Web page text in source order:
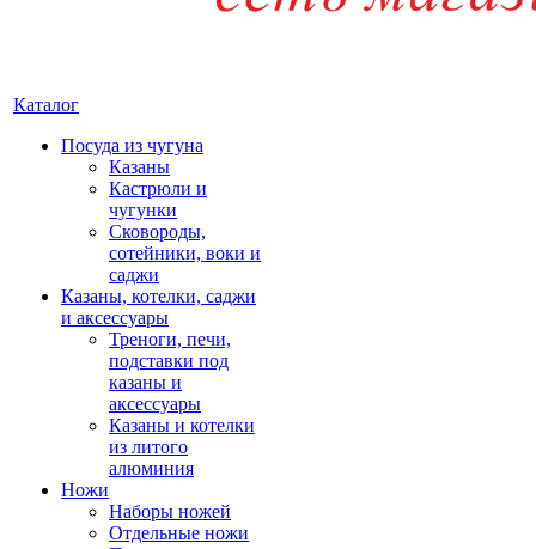
Каталог
Посуда из чугуна
Казаны
Кастрюли и
чугунки
Сковороды,
сотейники, воки и
саджи
Казаны, котелки, саджи
и аксессуары
Треноги, печи,
подставки под
казаны и
аксессуары
Казаны и котелки
из литого
алюминия
Ножи
Наборы ножей
Отдельные ножи